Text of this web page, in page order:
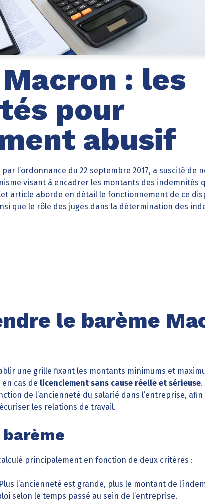
: les
pour
abusif
par l’ordonnance du 22 septembre 2017, a suscité de
visant à encadrer les montants des indemnités
article aborde en détail le fonctionnement de ce
que le rôle des juges dans la détermination des
le barème
une grille fixant les montants minimums et
en cas de licenciement sans cause réelle et sérieuse.
de l’ancienneté du salarié dans l’entreprise,
les relations de travail.
principalement en fonction de deux critères :
Plus l’ancienneté est grande, plus le montant de
selon le temps passé au sein de l’entreprise.